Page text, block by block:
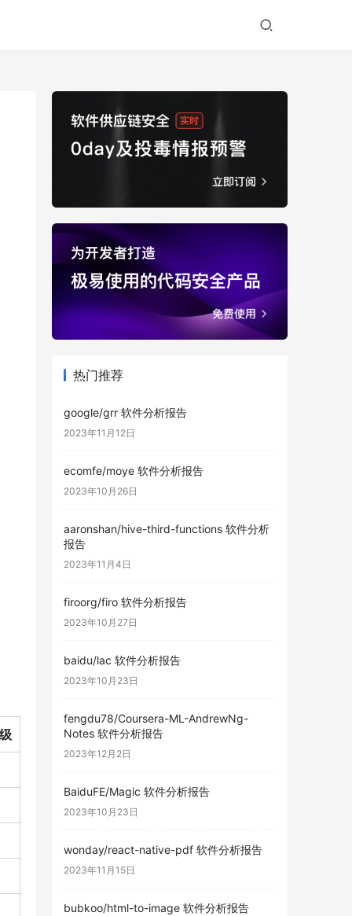
热门推荐
google/grr 软件分析报告
2023年11月12日
ecomfe/moye 软件分析报告
2023年10月26日
aaronshan/hive-third-functions 软件分析
报告
2023年11月4日
firoorg/firo 软件分析报告
2023年10月27日
baidu/lac 软件分析报告
2023年10月23日
fengdu78/Coursera-ML-AndrewNg-
Notes 软件分析报告
2023年12月2日
BaiduFE/Magic 软件分析报告
2023年10月23日
wonday/react-native-pdf 软件分析报告
2023年11月15日
bubkoo/html-to-image 软件分析报告